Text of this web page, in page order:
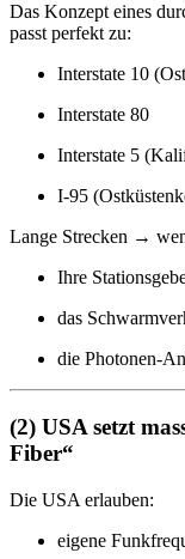
Das Konzept eines
passt perfekt zu:
Interstate 10
Interstate 80
Interstate 5
I-95
Lange Strecken →
Ihre
das
die Photonen-
(2) USA setzt
Fiber“
Die USA erlauben:
eigene